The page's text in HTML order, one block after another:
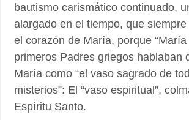
bautismo carismático continuado,
alargado en el tiempo, que
el corazón de María, porque
primeros Padres griegos hablaban
María como “el vaso sagrado de
misterios”: El “vaso espiritual”,
Espíritu Santo.